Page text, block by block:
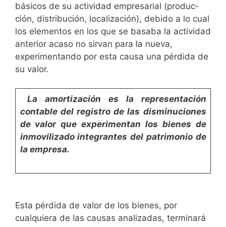
básicos de su actividad empresarial (produc­
ción, distribución, localización), debido a lo cual
los elementos en los que se basaba la actividad
anterior acaso no sirvan para la nueva,
experimentando por esta causa una pérdida de
su valor.
La amortización es la representación
contable del registrode las disminuciones
de valor que experimentan los bienes de
inmovilizado integrantes del patrimonio de
la empresa.
Esta pérdida de valor de los bienes, por
cualquiera de las causas analizadas, terminará